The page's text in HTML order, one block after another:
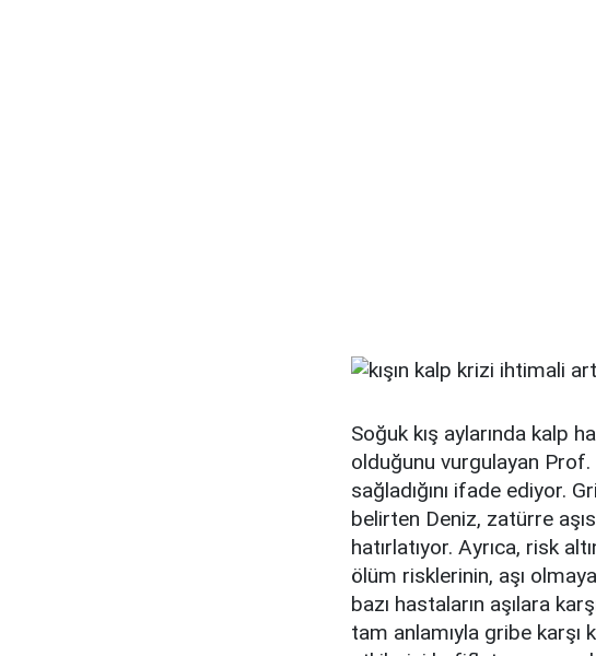
Soğuk kış aylarında kalp
olduğunu vurgulayan Prof.
sağladığını ifade ediyor.
belirten Deniz, zatürre
hatırlatıyor. Ayrıca, risk
ölüm risklerinin, aşı
bazı hastaların aşılara
tam anlamıyla gribe karşı